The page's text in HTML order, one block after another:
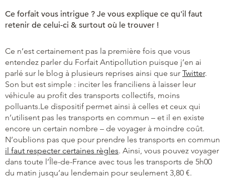
Ce forfait vous intrigue ? Je vous explique ce qu'il faut
retenir de celui-ci & surtout où le trouver !
Ce n’est certainement pas la première fois que vous
entendez parler du Forfait Antipollution puisque j’en ai
parlé sur le blog à plusieurs reprises ainsi que sur Twitter.
Son but est simple : inciter les franciliens à laisser leur
véhicule au profit des transports collectifs, moins
polluants.Le dispositif permet ainsi à celles et ceux qui
n’utilisent pas les transports en commun – et il en existe
encore un certain nombre – de voyager à moindre coût.
N’oublions pas que pour prendre les transports en commun
il faut respecter certaines règles. Ainsi, vous pouvez voyager
dans toute l’Île-de-France avec tous les transports de 5h00
du matin jusqu’au lendemain pour seulement 3,80 €.